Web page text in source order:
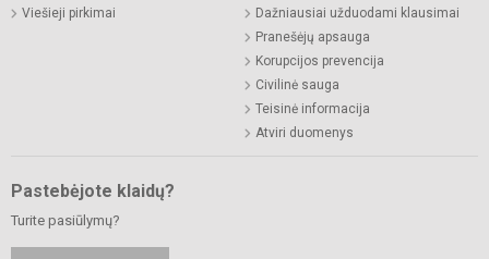
Viešieji pirkimai
Dažniausiai užduodami klausimai
Pranešėjų apsauga
Korupcijos prevencija
Civilinė sauga
Teisinė informacija
Atviri duomenys
Pastebėjote klaidų?
Turite pasiūlymų?